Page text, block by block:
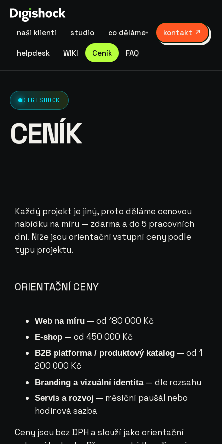
naši klienti studio co děláme▾ kontakt ↗
helpdesk WIKI Ceník FAQ
DIGISHOCK
CENÍK
Každý projekt je jiný, proto děláme cenovou
nabídku na míru — zdarma a do 5 pracovních
dní. Níže jsou orientační vstupní ceny podle
typu projektu.
ORIENTAČNÍ CENY
Web na míru — od 180 000 Kč
E-shop — od 450 000 Kč
B2B platforma / produktový katalog — od 1
200 000 Kč
Branding a vizuální identita— dle rozsahu
Servis a rozvoj — měsíční paušál nebo
hodinová sazba
Ceny jsou bez DPH a slouží jako orientační